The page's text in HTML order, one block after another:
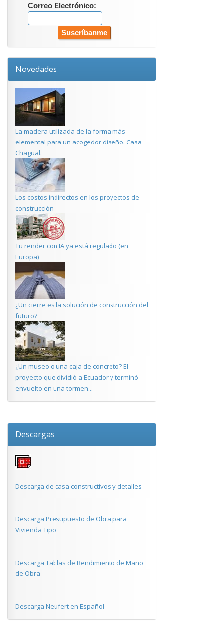
Correo Electrónico:
Novedades
La madera utilizada de la forma más
elemental para un acogedor diseño. Casa
Chagual.
Los costos indirectos en los proyectos de
construcción
Tu render con IA ya está regulado (en
Europa)
¿Un cierre es la solución de construcción del
futuro?
¿Un museo o una caja de concreto? El
proyecto que dividió a Ecuador y terminó
envuelto en una tormen...
Descargas
Descarga de casa constructivos y detalles
Descarga Presupuesto de Obra para
Vivienda Tipo
Descarga Tablas de Rendimiento de Mano
de Obra
Descarga Neufert en Español